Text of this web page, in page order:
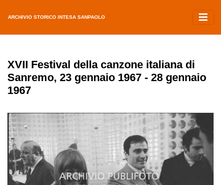
ARCHIVIO STORICO INTESA SANPAOLO
XVII Festival della canzone italiana di
Sanremo, 23 gennaio 1967 - 28 gennaio
1967